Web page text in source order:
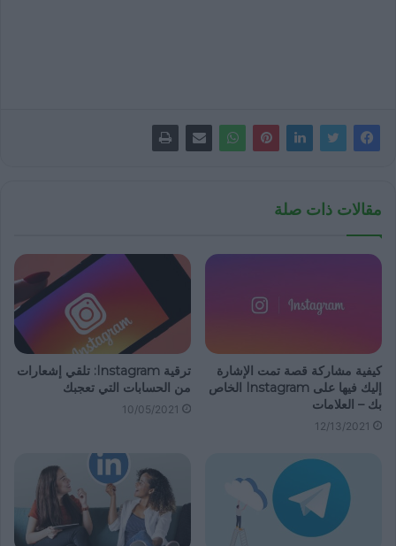
مقالات ذات صلة
كيفية مشاركة قصة تمت الإشارة
إليك فيها على Instagram الخاص
بك – العلامات
12/13/2021
ترقية Instagram: تلقي إشعارات
من الحسابات التي تعجبك
10/05/2021